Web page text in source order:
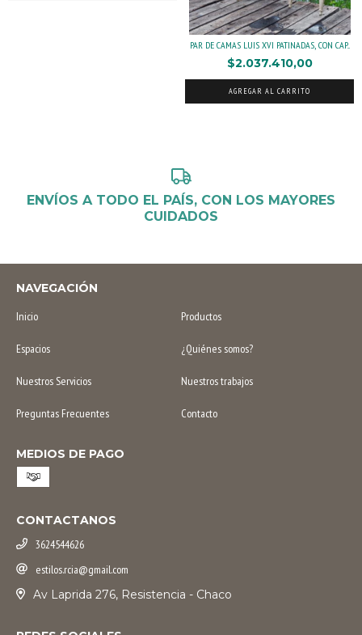
PAR DE CAMAS LUIS XVI PATINADAS, CON CAP...
$2.037.410,00
AGREGAR AL CARRITO
ENVÍOS A TODO EL PAÍS, CON LOS MAYORES
CUIDADOS
NAVEGACIÓN
Inicio
Productos
Espacios ¿Quiénes somos?
Nuestros Servicios Nuestros trabajos
Preguntas Frecuentes Contacto
MEDIOS DE PAGO
CONTACTANOS
3624544626
estilos.rcia@gmail.com
Av Laprida 276, Resistencia - Chaco